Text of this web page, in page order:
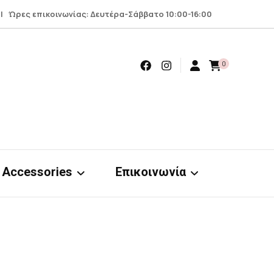
| Ώρες επικοινωνίας: Δευτέρα-Σάββατο 10:00-16:00
0
Accessories Επικοινωνία